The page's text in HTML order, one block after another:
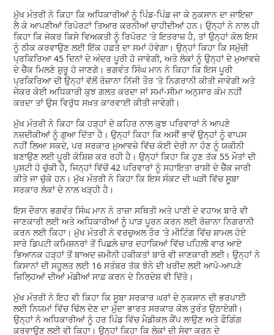
ਮੁੱਖ ਮੰਤਰੀ ਨੇ ਕਿਹਾ ਕਿ ਅਧਿਕਾਰੀਆਂ ਨੂੰ ਪਿੰਡ-ਪਿੰਡ ਜਾ ਕੇ ਨੁਕਸਾਨ ਦਾ ਜਾਇਜ਼ਾ
ਲੈ ਕੇ ਆਪਣੀਆਂ ਰਿਪੋਰਟਾਂ ਤਿਆਰ ਕਰਨੀਆਂ ਚਾਹੀਦੀਆਂ ਹਨ। ਉਨ੍ਹਾਂ ਨੇ ਨਾਲ ਹੀ
ਕਿਹਾ ਕਿ ਜੇਕਰ ਕਿਸੇ ਵਿਅਕਤੀ ਨੂੰ ਰਿਪੋਰਟ 'ਤੇ ਇਤਰਾਜ਼ ਹੈ, ਤਾਂ ਉਨ੍ਹਾਂ ਕੋਲ ਇਸ
ਨੂੰ ਠੀਕ ਕਰਵਾਉਣ ਲਈ ਇੱਕ ਹਫ਼ਤੇ ਦਾ ਸਮਾਂ ਹੋਵੇਗਾ। ਉਨ੍ਹਾਂ ਕਿਹਾ ਕਿ ਸਮੁੱਚੀ
ਪ੍ਰਕਿਰਿਆ 45 ਦਿਨਾਂ ਦੇ ਅੰਦਰ ਪੂਰੀ ਹੋ ਜਾਵੇਗੀ, ਅਤੇ ਲੋਕਾਂ ਨੂੰ ਉਨ੍ਹਾਂ ਦੇ ਮੁਆਵਜ਼ੇ
ਦੇ ਚੈੱਕ ਮਿਲਣੇ ਸ਼ੁਰੂ ਹੋ ਜਾਣਗੇ। ਭਗਵੰਤ ਸਿੰਘ ਮਾਨ ਨੇ ਕਿਹਾ ਕਿ ਇਸ ਪੂਰੀ
ਪ੍ਰਕਿਰਿਆ ਦੀ ਉਨ੍ਹਾਂ ਵੱਲੋਂ ਰੋਜ਼ਾਨਾ ਨਿੱਜੀ ਤੌਰ 'ਤੇ ਨਿਗਰਾਨੀ ਕੀਤੀ ਜਾਵੇਗੀ ਅਤੇ
ਜੇਕਰ ਕੋਈ ਅਧਿਕਾਰੀ ਕੁਝ ਗਲਤ ਕਰਦਾ ਜਾਂ ਸਮਾਂ-ਸੀਮਾ ਅਨੁਸਾਰ ਕੰਮ ਨਹੀਂ
ਕਰਦਾ ਤਾਂ ਉਸ ਵਿਰੁੱਧ ਸਖ਼ਤ ਕਾਰਵਾਈ ਕੀਤੀ ਜਾਵੇਗੀ।
ਮੁੱਖ ਮੰਤਰੀ ਨੇ ਕਿਹਾ ਕਿ ਹੜ੍ਹਾਂ ਦੇ ਕਹਿਰ ਨਾਲ ਕੁਝ ਪਰਿਵਾਰਾਂ ਨੇ ਆਪਣੇ
ਨਜ਼ਦੀਕੀਆਂ ਨੂੰ ਗੁਆ ਦਿੱਤਾ ਹੈ। ਉਨ੍ਹਾਂ ਕਿਹਾ ਕਿ ਅਸੀਂ ਭਾਵੇਂ ਉਨ੍ਹਾਂ ਨੂੰ ਵਾਪਸ
ਨਹੀਂ ਲਿਆ ਸਕਦੇ, ਪਰ ਸਰਕਾਰ ਮੁਆਵਜ਼ੇ ਵਿੱਚ ਕੋਈ ਦੇਰੀ ਨਾ ਹੋਣ ਨੂੰ ਯਕੀਨੀ
ਬਣਾਉਣ ਲਈ ਪੂਰੀ ਕੋਸ਼ਿਸ਼ ਕਰ ਰਹੀ ਹੈ। ਉਨ੍ਹਾਂ ਕਿਹਾ ਕਿ ਹੁਣ ਤੱਕ 55 ਮੌਤਾਂ ਦੀ
ਪੁਸ਼ਟੀ ਹੋ ਚੁੱਕੀ ਹੈ, ਜਿਨ੍ਹਾਂ ਵਿੱਚੋਂ 42 ਪਰਿਵਾਰਾਂ ਨੂੰ ਸਹਾਇਤਾ ਰਾਸ਼ੀ ਦੇ ਚੈੱਕ ਜਾਰੀ
ਕੀਤੇ ਜਾ ਚੁੱਕੇ ਹਨ। ਮੁੱਖ ਮੰਤਰੀ ਨੇ ਕਿਹਾ ਕਿ ਇਸ ਸੰਕਟ ਦੀ ਘੜੀ ਵਿੱਚ ਸੂਬਾ
ਸਰਕਾਰ ਲੋਕਾਂ ਦੇ ਨਾਲ ਖੜ੍ਹੀ ਹੈ।
ਇਸ ਦੌਰਾਨ ਭਗਵੰਤ ਸਿੰਘ ਮਾਨ ਨੇ ਤਾਜ਼ਾ ਸਥਿਤੀ ਅਤੇ ਪਾਣੀ ਦੇ ਵਹਾਅ ਬਾਰੇ ਵੀ
ਜਾਣਕਾਰੀ ਲਈ ਅਤੇ ਅਧਿਕਾਰੀਆਂ ਨੂੰ ਪਾੜ ਪੂਰਨ ਕਰਨ ਲਈ ਰੋਜ਼ਾਨਾ ਨਿਗਰਾਨੀ
ਕਰਨ ਲਈ ਕਿਹਾ। ਮੁੱਖ ਮੰਤਰੀ ਨੇ ਵਰਚੁਅਲ ਤੌਰ 'ਤੇ ਮੀਟਿੰਗ ਵਿੱਚ ਸ਼ਾਮਲ ਹੋਏ
ਸਾਰੇ ਡਿਪਟੀ ਕਮਿਸ਼ਨਰਾਂ ਤੋਂ ਪਿਛਲੇ ਚਾਰ ਦਹਾਕਿਆਂ ਵਿੱਚ ਪਹਿਲੀ ਵਾਰ ਆਏ
ਭਿਆਨਕ ਹੜ੍ਹਾਂ ਤੋਂ ਬਾਅਦ ਜ਼ਮੀਨੀ ਹਕੀਕਤਾਂ ਬਾਰੇ ਵੀ ਜਾਣਕਾਰੀ ਲਈ। ਉਨ੍ਹਾਂ ਨੇ
ਕਿਸਾਨਾਂ ਦੀ ਸਹੂਲਤ ਲਈ 16 ਸਤੰਬਰ ਤੱਕ ਝੋਨੇ ਦੀ ਖਰੀਦ ਲਈ ਆਪੋ-ਆਪਣੇ
ਜ਼ਿਲ੍ਹਿਆਂ ਦੀਆਂ ਮੰਡੀਆਂ ਸਾਫ਼ ਕਰਨ ਦੇ ਨਿਰਦੇਸ਼ ਵੀ ਦਿੱਤੇ।
ਮੁੱਖ ਮੰਤਰੀ ਨੇ ਇਹ ਵੀ ਕਿਹਾ ਕਿ ਸੂਬਾ ਸਰਕਾਰ ਘਰਾਂ ਦੇ ਨੁਕਸਾਨ ਦੀ ਭਰਪਾਈ
ਲਈ ਨਿਯਮਾਂ ਵਿੱਚ ਢਿੱਲ ਦੇਣ ਦਾ ਮੁੱਦਾ ਭਾਰਤ ਸਰਕਾਰ ਕੋਲ ਤੁਰੰਤ ਉਠਾਏਗੀ।
ਉਨ੍ਹਾਂ ਨੇ ਅਧਿਕਾਰੀਆਂ ਨੂੰ ਹਰ ਪਿੰਡ ਵਿੱਚ ਮੈਡੀਕਲ ਕੈਂਪ ਲਾਉਣ ਅਤੇ ਫੌਗਿੰਗ
ਕਰਵਾਉਣ ਲਈ ਵੀ ਕਿਹਾ। ਉਨ੍ਹਾਂ ਕਿਹਾ ਕਿ ਲੋਕਾਂ ਦੀ ਸੇਵਾ ਕਰਨ ਦੇ